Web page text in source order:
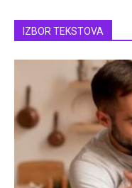
IZBOR TEKSTOVA